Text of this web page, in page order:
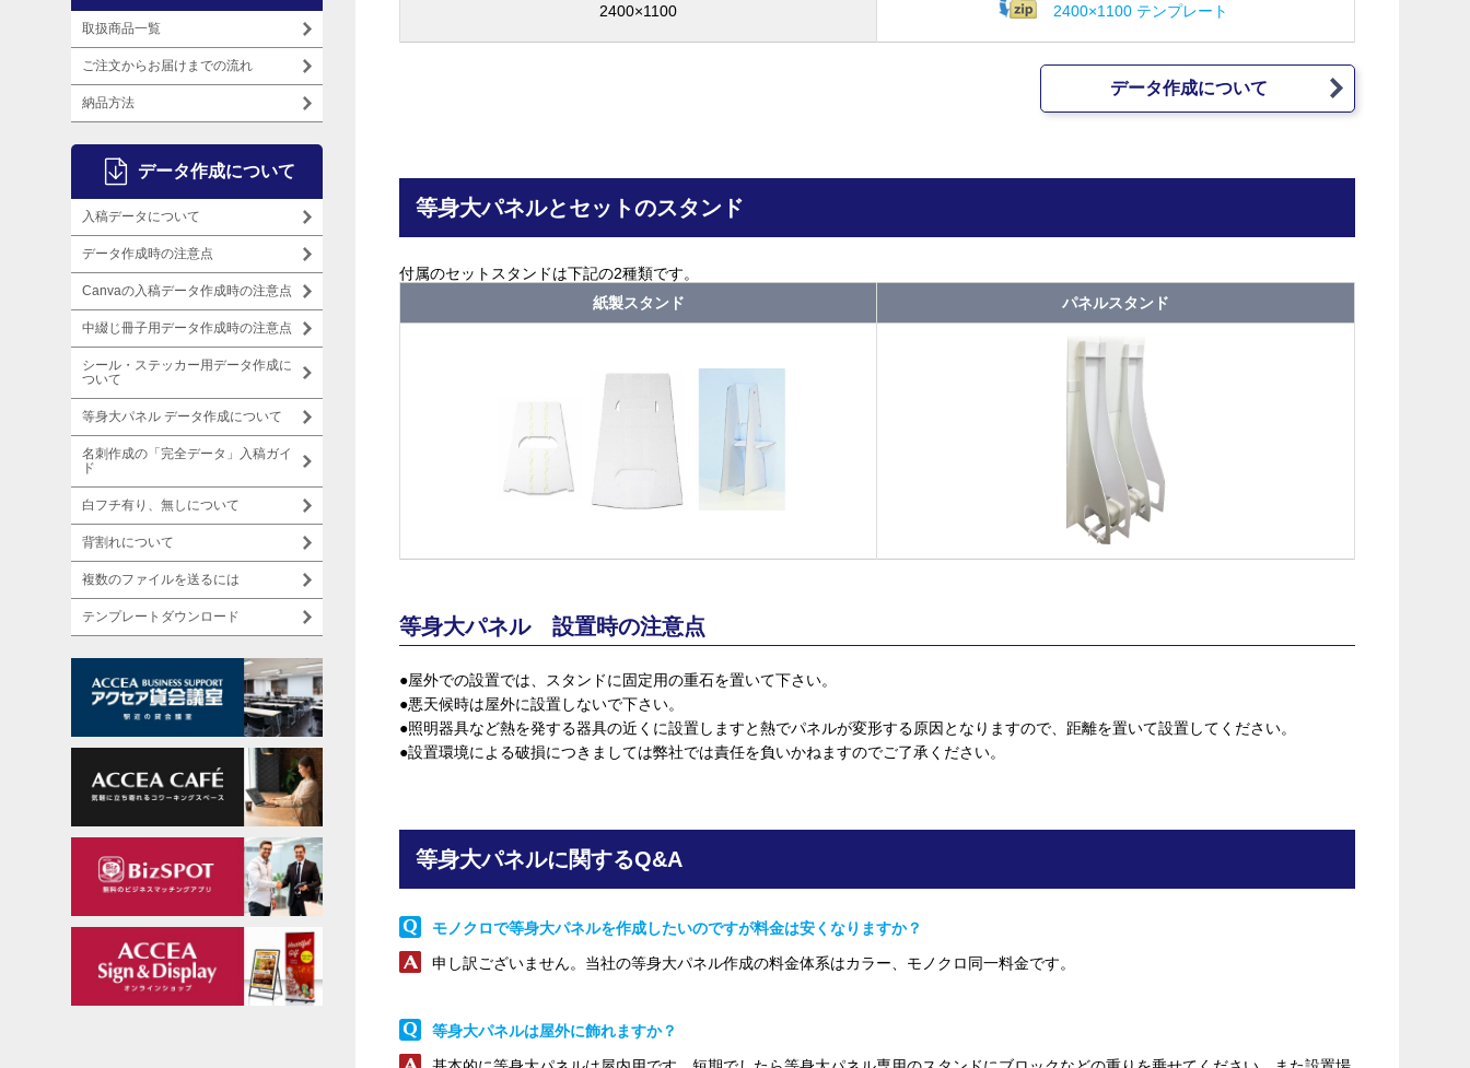
2400×1100 2400×1100 テンプレート
データ作成について
等身大パネルとセットのスタンド
付属のセットスタンドは下記の2種類です。
紙製スタンド
パネルスタンド
等身大パネル 設置時の注意点
●屋外での設置では、スタンドに固定用の重石を置いて下さい。
●悪天候時は屋外に設置しないで下さい。
●照明器具など熱を発する器具の近くに設置しますと熱でパネルが変形する原因となりますので、距離を置いて設置してください。
●設置環境による破損につきましては弊社では責任を負いかねますのでご了承ください。
等身大パネルに関するQ&A
モノクロで等身大パネルを作成したいのですが料金は安くなりますか？
申し訳ございません。当社の等身大パネル作成の料金体系はカラー、モノクロ同一料金です。
等身大パネルは屋外に飾れますか？
取扱商品一覧
ご注文からお届けまでの流れ
納品方法
データ作成について
入稿データについて
データ作成時の注意点
Canvaの入稿データ作成時の注意点
中綴じ冊子用データ作成時の注意点
シール・ステッカー用データ作成に
ついて
等身大パネル データ作成について
名刺作成の「完全データ」入稿ガイ
ド
白フチ有り、無しについて
背割れについて
複数のファイルを送るには
テンプレートダウンロード